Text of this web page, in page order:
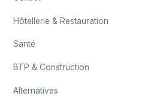
Hôtellerie & Restauration
Santé
BTP & Construction
Alternatives